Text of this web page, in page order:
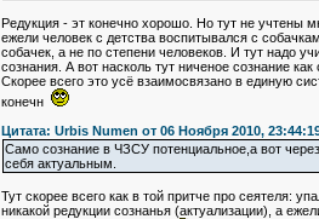
Редукция - эт конечно хорошо. Но тут не учтены
ежели человек с детства воспитывался с
собачек, а не по степени человеков. И тут надо
сознания. А вот насколь тут ниченое сознание
Скорее всего это усё взаимосвязано в единую
конечн
Цитата: Urbis Numen от 06 Ноября 2010,
Само сознание в ЧЗСУ потенциальное,а вот
себя актуальным.
Тут скорее всего как в той притче про сеятеля:
никакой редукции сознанья (актуализации), а